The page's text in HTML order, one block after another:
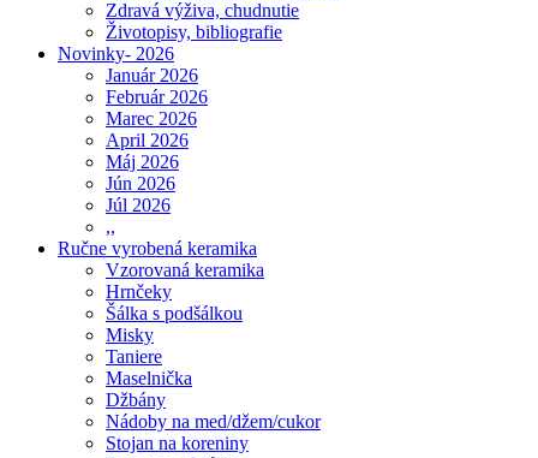
Zdravá výživa, chudnutie
Životopisy, bibliografie
Novinky- 2026
Január 2026
Február 2026
Marec 2026
April 2026
Máj 2026
Jún 2026
Júl 2026
,,
Ručne vyrobená keramika
Vzorovaná keramika
Hrnčeky
Šálka s podšálkou
Misky
Taniere
Maselnička
Džbány
Nádoby na med/džem/cukor
Stojan na koreniny